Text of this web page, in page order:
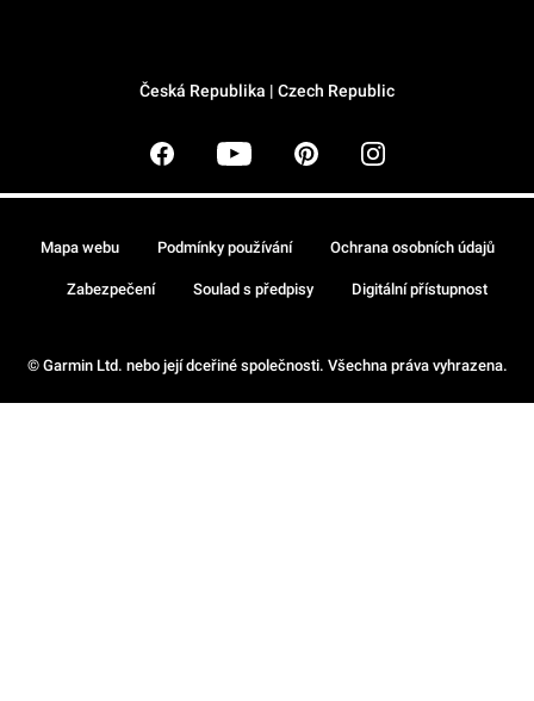
Česká Republika | Czech Republic
© Garmin Ltd. nebo její dceřiné společnosti. Všechna práva vyhrazena.
Mapa webu Podmínky používání Ochrana osobních údajů
Zabezpečení Soulad s předpisy Digitální přístupnost